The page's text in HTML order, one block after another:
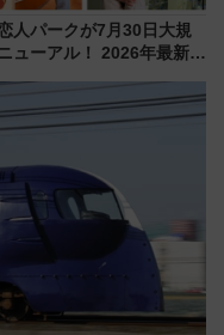
人パークが7月30日大規
ューアル！ 2026年最新の
金・アクセスを徹底解説
市）